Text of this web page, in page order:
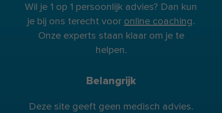
Wil je 1 op 1 persoonlijk advies? Dan kun
je bij ons terecht voor online coaching.
Onze experts staan klaar om je te
helpen.
Belangrijk
Deze site geeft geen medisch advies.